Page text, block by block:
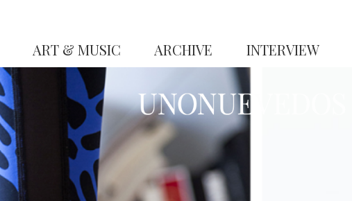
ART & MUSIC ARCHIVE INTERVIEW